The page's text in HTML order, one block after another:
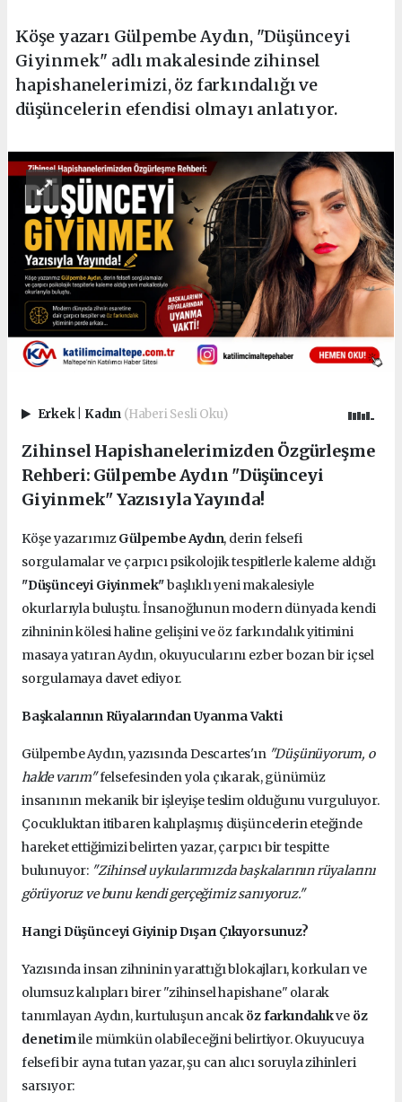
Köşe yazarı Gülpembe Aydın, "Düşünceyi
Giyinmek" adlı makalesinde zihinsel
hapishanelerimizi, öz farkındalığı ve
düşüncelerin efendisi olmayı anlatıyor.
Erkek Kadın (Haberi Sesli Oku)
Zihinsel Hapishanelerimizden Özgürleşme
Rehberi: Gülpembe Aydın "Düşünceyi
Giyinmek" Yazısıyla Yayında!
Köşe yazarımızGülpembe Aydın, derin felsefi
sorgulamalar ve çarpıcı psikolojik tespitlerle kaleme aldığı
"Düşünceyi Giyinmek"başlıklı yeni makalesiyle
okurlarıyla buluştu. İnsanoğlunun modern dünyada kendi
zihninin kölesi haline gelişini ve öz farkındalık yitimini
masaya yatıran Aydın, okuyucularını ezber bozan bir içsel
sorgulamaya davet ediyor.
Başkalarının Rüyalarından Uyanma Vakti
Gülpembe Aydın, yazısında Descartes'ın "Düşünüyorum, o
halde varım"felsefesinden yola çıkarak, günümüz
insanının mekanik bir işleyişe teslim olduğunu vurguluyor.
Çocukluktan itibaren kalıplaşmış düşüncelerin eteğinde
hareket ettiğimizi belirten yazar, çarpıcı bir tespitte
bulunuyor: "Zihinsel uykularımızda başkalarının rüyalarını
görüyoruz ve bunu kendi gerçeğimiz sanıyoruz."
Hangi Düşünceyi Giyinip Dışarı Çıkıyorsunuz?
Yazısında insan zihninin yarattığı blokajları, korkuları ve
olumsuz kalıpları birer "zihinsel hapishane" olarak
tanımlayan Aydın, kurtuluşun ancaköz farkındalıkve öz
denetimile mümkün olabileceğini belirtiyor. Okuyucuya
felsefi bir ayna tutan yazar, şu can alıcı soruyla zihinleri
sarsıyor: